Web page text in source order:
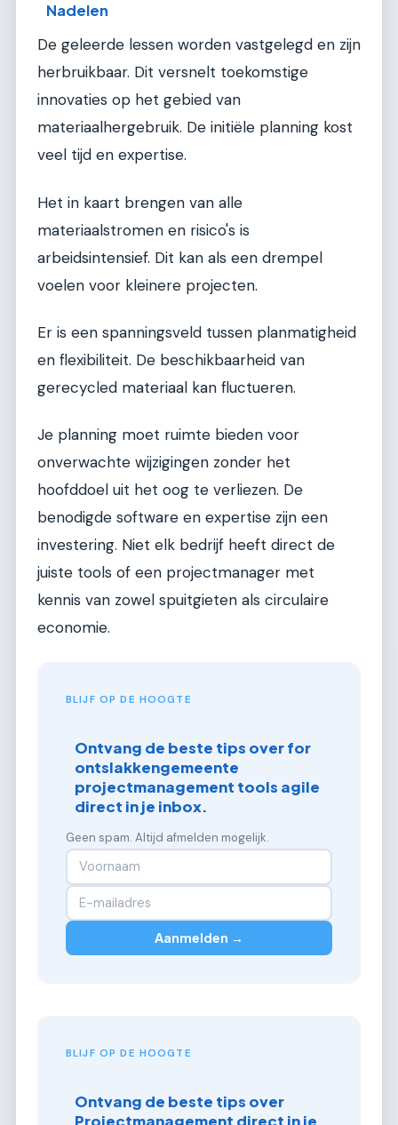
Nadelen
De geleerde lessen worden vastgelegd en zijn
herbruikbaar. Dit versnelt toekomstige
innovaties op het gebied van
materiaalhergebruik. De initiële planning kost
veel tijd en expertise.
Het in kaart brengen van alle
materiaalstromen en risico's is
arbeidsintensief. Dit kan als een drempel
voelen voor kleinere projecten.
Er is een spanningsveld tussen planmatigheid
en flexibiliteit. De beschikbaarheid van
gerecycled materiaal kan fluctueren.
Je planning moet ruimte bieden voor
onverwachte wijzigingen zonder het
hoofddoel uit het oog te verliezen. De
benodigde software en expertise zijn een
investering. Niet elk bedrijf heeft direct de
juiste tools of een projectmanager met
kennis van zowel spuitgieten als circulaire
economie.
BLIJF OP DE HOOGTE
Ontvang de beste tips over for
ontslakkengemeente
projectmanagement tools agile
direct in je inbox.
Geen spam. Altijd afmelden mogelijk.
Aanmelden →
BLIJF OP DE HOOGTE
Ontvang de beste tips over
Projectmanagement direct in je